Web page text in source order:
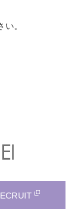
。